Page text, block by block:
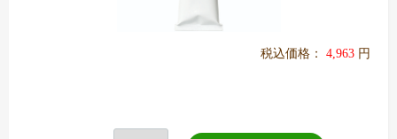
税込価格： 4,963 円